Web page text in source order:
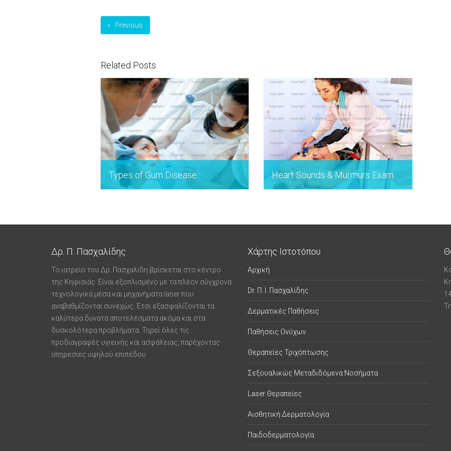
Previous
Related Posts
Types of Gum Disease Heart Sounds & Murmurs Exam
Δρ. Π. Πασχαλίδης
Το ιατρείο του Δρ. Πασχαλίδη βρίσκεται στο κέντρο
της Κηφισιάς. Είναι εξοπλισμένο με τα πλέον σύγχρονα
τεχνολογικά μέσα και μηχανήματα laser που
αναβαθμίζονται συνεχώς. Έτσι εξασφαλίζονται τα
καλύτερα δυνατά αποτελέσματα ακόμα και στα
δυσκολότερα προβλήματα. Τηρεί όλες τις
προδιαγραφές υγιεινής και ασφάλειας, παρέχοντας
υπηρεσίες υψηλού επιπέδου.
Χάρτης Ιστοτόπου
Αρχική
Dr. Π. Ι. Πασχαλίδης
Δερματικές Παθήσεις
Παθήσεις Ονύχων
Θεραπείες Τριχόπτωσης
Σεξουαλικώς Μεταδιδόμενα Νοσήματα
Laser Θεραπείες
Αισθητική Δερματολογία
Παιδοδερματολογία